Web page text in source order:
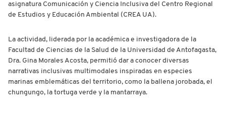
asignatura Comunicación y Ciencia Inclusiva del Centro Regional
de Estudios y Educación Ambiental (CREA UA).
La actividad, liderada por la académica e investigadora de la
Facultad de Ciencias de la Salud de la Universidad de Antofagasta,
Dra. Gina Morales Acosta, permitió dar a conocer diversas
narrativas inclusivas multimodales inspiradas en especies
marinas emblemáticas del territorio, como la ballena jorobada, el
chungungo, la tortuga verde y la mantarraya.